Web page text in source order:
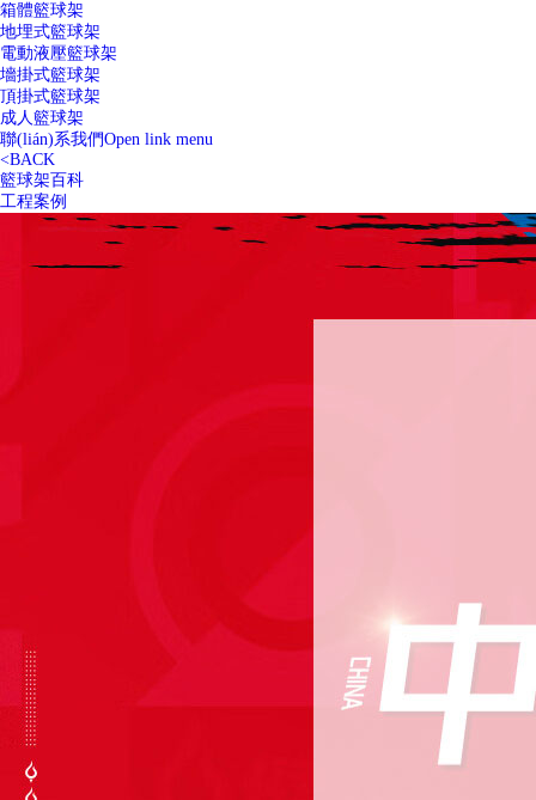
箱體籃球架
地埋式籃球架
電動液壓籃球架
墻掛式籃球架
頂掛式籃球架
成人籃球架
聯(lián)系我們Open link menu
<BACK
籃球架百科
工程案例